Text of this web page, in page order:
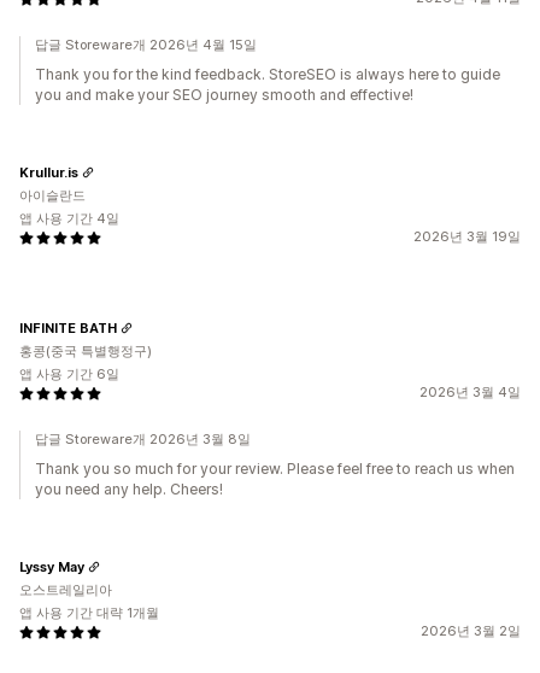
답글 Storeware개 2026년 4월 15일
Thank you for the kind feedback. StoreSEO is always here to guide
you and make your SEO journey smooth and effective!
2026년 3월 19일
Krullur.is
아이슬란드
앱 사용 기간 4일
2026년 3월 4일
INFINITE BATH
홍콩(중국 특별행정구)
앱 사용 기간 6일
답글 Storeware개 2026년 3월 8일
Thank you so much for your review. Please feel free to reach us when
you need any help. Cheers!
2026년 3월 2일
Lyssy May
오스트레일리아
앱 사용 기간 대략 1개월